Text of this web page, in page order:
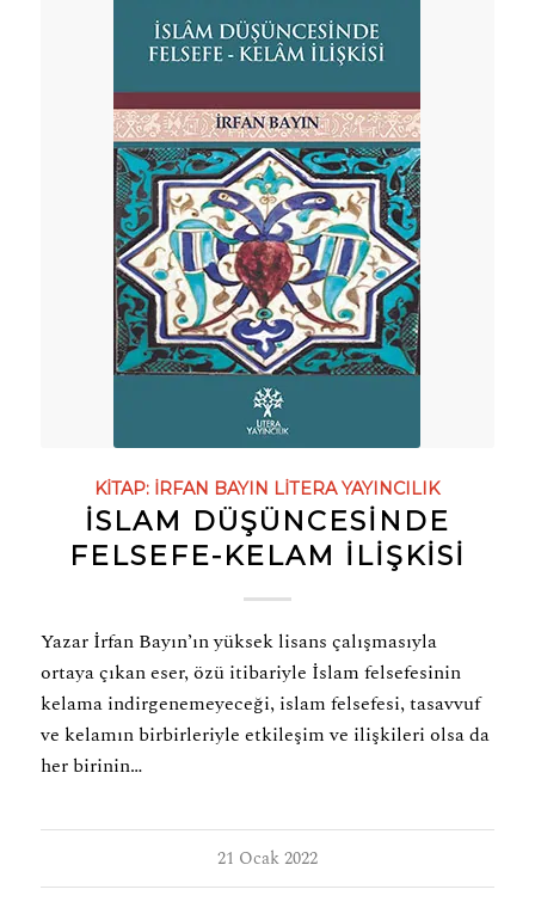
KITAP: İRFAN BAYIN LITERA YAYINCILIK
İSLAM DÜŞÜNCESİNDE
FELSEFE-KELAM İLİŞKİSİ
Yazar İrfan Bayın’ın yüksek lisans çalışmasıyla
ortaya çıkan eser, özü itibariyle İslam felsefesinin
kelama indirgenemeyeceği, islam felsefesi, tasavvuf
ve kelamın birbirleriyle etkileşim ve ilişkileri olsa da
her birinin…
21 Ocak 2022